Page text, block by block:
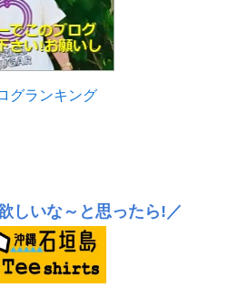
グランキング
しいな～と思ったら!／